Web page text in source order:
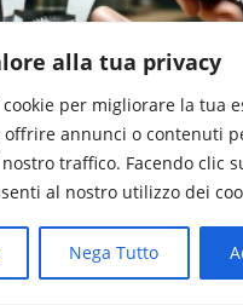
alla tua privacy
per migliorare la tua
offrire annunci o contenuti
traffico. Facendo clic
al nostro utilizzo dei
Nega Tutto
Generali nella